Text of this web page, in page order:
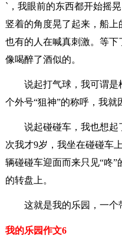
`，我眼前的东西都开始摇
竖着的角度晃了起来，船上
也有的人在喊真刺激。等
像喝醉了酒似的。
说起打气球，我可谓是
个外号“狙神”的称呼，我就
说起碰碰车，我也想起
次我才9岁，我坐在碰碰车
辆碰碰车迎面而来只见“咚
的转盘上。
这就是我的乐园，一个
我的乐园作文6